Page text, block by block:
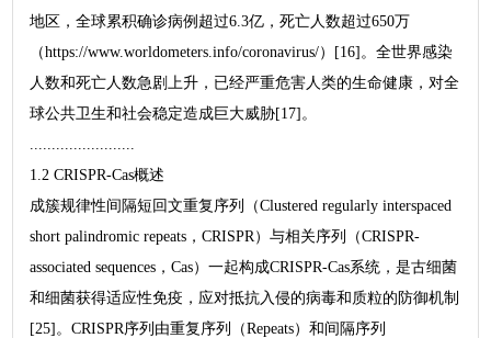
地区，全球累积确诊病例超过6.3亿，死亡人数超过650万
（https://www.worldometers.info/coronavirus/）[16]。全世界感染
人数和死亡人数急剧上升，已经严重危害人类的生命健康，对全
球公共卫生和社会稳定造成巨大威胁[17]。
1.2 CRISPR-Cas概述
成簇规律性间隔短回文重复序列（Clustered regularly interspaced
short palindromic repeats，CRISPR）与相关序列（CRISPR-
associated sequences，Cas）一起构成CRISPR-Cas系统，是古细菌
和细菌获得适应性免疫，应对抵抗入侵的病毒和质粒的防御机制
[25]。CRISPR序列由重复序列（Repeats）和间隔序列